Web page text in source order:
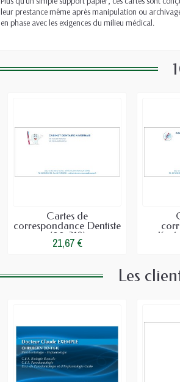
leur prestance même après manipulation ou
en phase avec les exigences du milieu médical.
Cartes de
correspondance Dentiste
(99x210)
21,67 €
Les